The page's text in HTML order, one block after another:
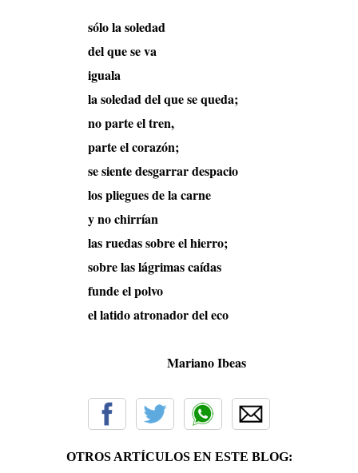
sólo la soledad
del que se va
iguala
la soledad del que se queda;
no parte el tren,
parte el corazón;
se siente desgarrar despacio
los pliegues de la carne
y no chirrían
las ruedas sobre el hierro;
sobre las lágrimas caídas
funde el polvo
el latido atronador del eco
Mariano Ibeas
OTROS ARTÍCULOS EN ESTE BLOG: